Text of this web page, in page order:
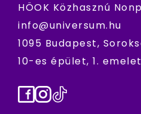
HÖOK Közhasznú
info@universum.hu
1095 Budapest,
10-es épület, 1.
Facebook
Instagram
TikTok